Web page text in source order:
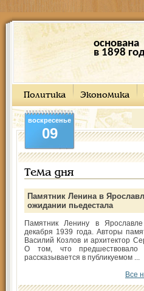
основана
в 1898
Политика Экономика
воскресенье
09
Тема дня
Памятник Ленина в
ожидании пьедестала
Памятник Ленину в
декабря 1939 года. Авторы
Василий Козлов и архитектор
О том, что предшествовало
рассказывается в публикуемом ...
Все